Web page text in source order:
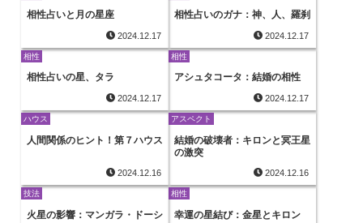
相性占いと月の星座
2024.12.17
相性占いのガナ：神、人、羅刹
2024.12.17
相性
相性占いの星、タラ
2024.12.17
相性
アシュタコータ：結婚の相性
2024.12.17
ハウス
人間関係のヒント！第７ハウス
2024.12.16
アスペクト
結婚の破壊者：キロンと冥王星
の激突
2024.12.16
技法
火星の影響：マンガラ・ドーシ
相性
幸運の星結び：金星とキロン